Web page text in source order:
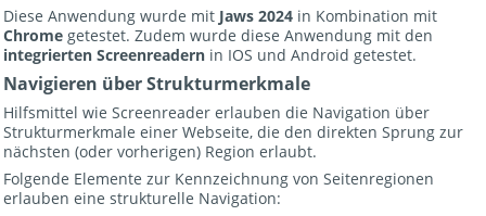
Diese Anwendung wurde mit Jaws 2024 in Kombination mit
Chrome getestet. Zudem wurde diese Anwendung mit den
integrierten Screenreadern in IOS und Android getestet.
Navigieren über Strukturmerkmale
Hilfsmittel wie Screenreader erlauben die Navigation über
Strukturmerkmale einer Webseite, die den direkten Sprung zur
nächsten (oder vorherigen) Region erlaubt.
Folgende Elemente zur Kennzeichnung von Seitenregionen
erlauben eine strukturelle Navigation: